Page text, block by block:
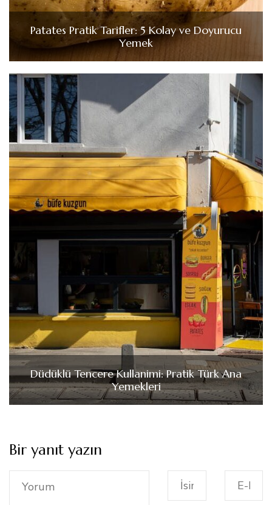
Patates Pratik Tarifler: 5 Kolay ve Doyurucu
Yemek
Düdüklü Tencere Kullanimi: Pratik Türk Ana
Yemekleri
Bir yanıt yazın